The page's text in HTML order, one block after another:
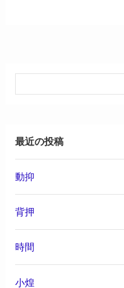
最近の投稿
動抑
背押
時間
小煌